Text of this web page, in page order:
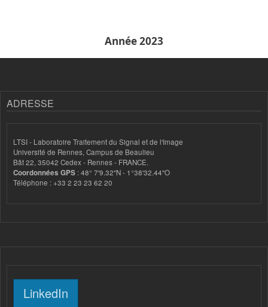
Année 2023
ADRESSE
LTSI - Laboratoire Traitement du Signal et de l'Image
Université de Rennes, Campus de Beaulieu
Bât 22, 35042 Cedex - Rennes - FRANCE.
Coordonnées GPS : 48° 7'9.32"N - 1°38'32.44"O
Téléphone : +33 2 23 23 62 20
LinkedIn